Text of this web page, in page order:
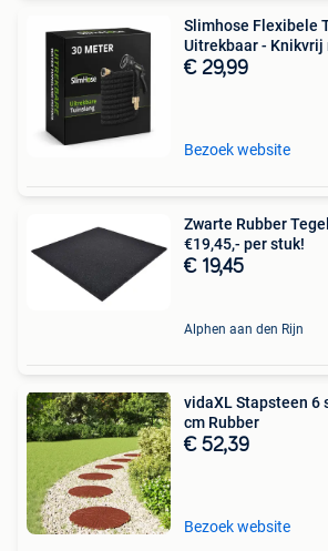
Slimhose Flexibele
Uitrekbaar - Knikvrij
€ 29,99
Bezoek website
Zwarte Rubber
€19,45,- per stuk!
€ 19,45
Alphen aan den Rijn
vidaXL Stapsteen 6
cm Rubber
€ 52,39
Bezoek website